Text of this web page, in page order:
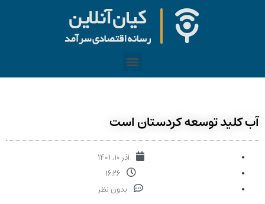
آب کلید توسعه کردستان است
آذر ۱۰, ۱۴۰۱
۱۶:۲۶
بدون نظر